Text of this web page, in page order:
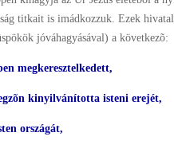
titkait is imádkozzuk. Ezek
jóváhagyásával) a következõ:
megkeresztelkedett,
kinyilvánította isteni erejét,
országát,